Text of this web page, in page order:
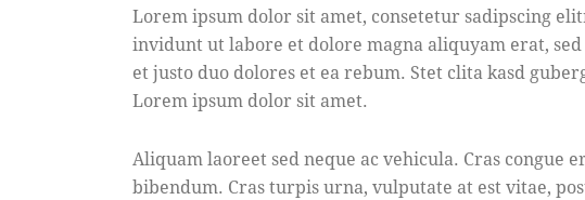
Lorem ipsum dolor sit amet, consetetur sadipscing
invidunt ut labore et dolore magna aliquyam erat,
et justo duo dolores et ea rebum. Stet clita kasd
Lorem ipsum dolor sit amet.
Aliquam laoreet sed neque ac vehicula. Cras congue
bibendum. Cras turpis urna, vulputate at est vitae,